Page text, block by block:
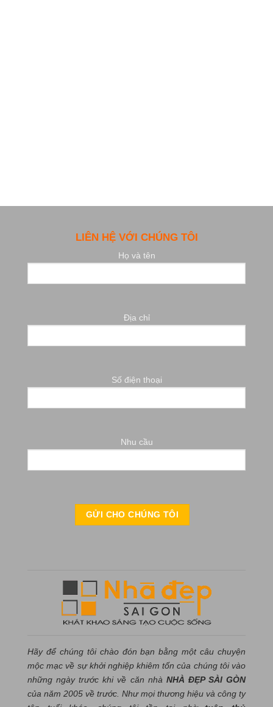
LIÊN HỆ VỚI CHÚNG TÔI
Họ và tên
Địa chỉ
Số điện thoại
Nhu cầu
Hãy để chúng tôi chào đón bạn bằng một câu chuyện
mộc mạc về sự khởi nghiệp khiêm tốn của chúng tôi vào
những ngày trước khi về căn nhà NHÀ ĐẸP SÀI GÒN
của năm 2005 về trước. Như mọi thương hiệu và công ty